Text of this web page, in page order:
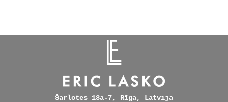
Šarlotes 18a-7, Rīga, Latvija